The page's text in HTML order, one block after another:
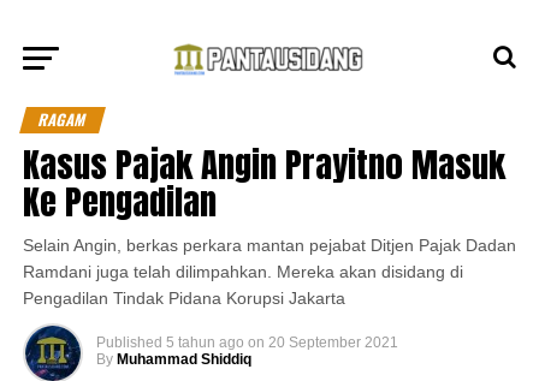
RAGAM
Kasus Pajak Angin Prayitno Masuk
Ke Pengadilan
Selain Angin, berkas perkara mantan pejabat Ditjen Pajak Dadan
Ramdani juga telah dilimpahkan. Mereka akan disidang di
Pengadilan Tindak Pidana Korupsi Jakarta
Published 5 tahun ago on 20 September 2021
By Muhammad Shiddiq